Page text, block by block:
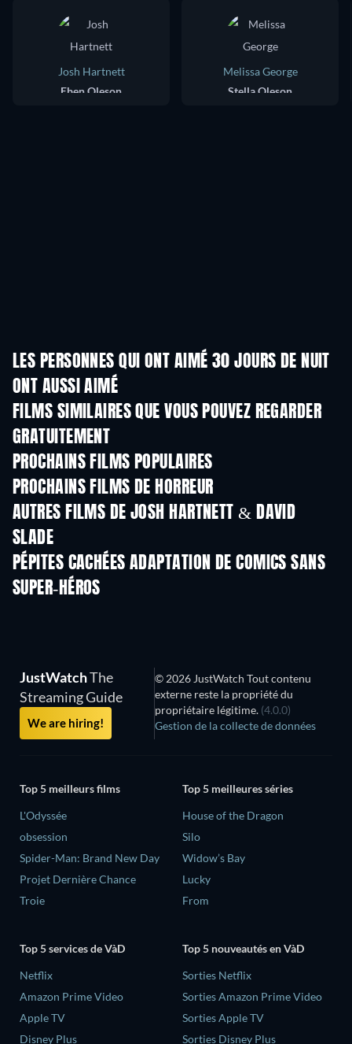
Josh Hartnett
Eben Oleson
Melissa George
Stella Oleson
LES PERSONNES QUI ONT AIMÉ 30 JOURS DE NUIT
ONT AUSSI AIMÉ
FILMS SIMILAIRES QUE VOUS POUVEZ REGARDER
GRATUITEMENT
PROCHAINS FILMS POPULAIRES
PROCHAINS FILMS DE HORREUR
AUTRES FILMS DE JOSH HARTNETT & DAVID
SLADE
PÉPITES CACHÉES ADAPTATION DE COMICS SANS
SUPER-HÉROS
JustWatchThe
Streaming Guide
We are hiring!
© 2026 JustWatch Tout contenu
externe reste la propriété du
propriétaire légitime. (4.0.0)
Gestion de la collecte de données
Top 5 meilleurs films
L'Odyssée
obsession
Spider-Man: Brand New Day
Projet Dernière Chance
Troie
Top 5 meilleures séries
House of the Dragon
Silo
Widow’s Bay
Lucky
From
Top 5 services de VàD
Netflix
Amazon Prime Video
Apple TV
Disney Plus
Top 5 nouveautés en VàD
Sorties Netflix
Sorties Amazon Prime Video
Sorties Apple TV
Sorties Disney Plus